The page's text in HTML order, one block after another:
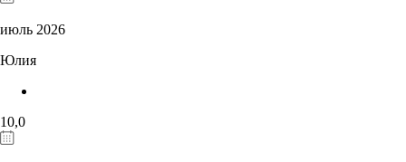
июль 2026
Юлия
10,0